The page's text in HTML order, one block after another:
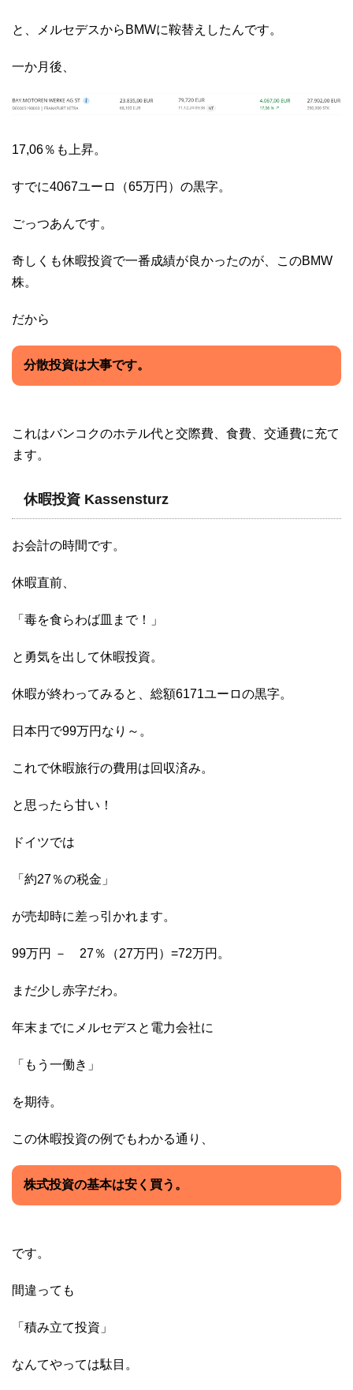
と、メルセデスからBMWに鞍替えしたんです。
一か月後、
17,06％も上昇。
すでに4067ユーロ（65万円）の黒字。
ごっつあんです。
奇しくも休暇投資で一番成績が良かったのが、このBMW
株。
だから
分散投資は大事です。
これはバンコクのホテル代と交際費、食費、交通費に充て
ます。
休暇投資 Kassensturz
お会計の時間です。
休暇直前、
「毒を食らわば皿まで！」
と勇気を出して休暇投資。
休暇が終わってみると、総額6171ユーロの黒字。
日本円で99万円なり～。
これで休暇旅行の費用は回収済み。
と思ったら甘い！
ドイツでは
「約27％の税金」
が売却時に差っ引かれます。
99万円 － 27％（27万円）=72万円。
まだ少し赤字だわ。
年末までにメルセデスと電力会社に
「もう一働き」
を期待。
この休暇投資の例でもわかる通り、
株式投資の基本は安く買う。
です。
間違っても
「積み立て投資」
なんてやっては駄目。